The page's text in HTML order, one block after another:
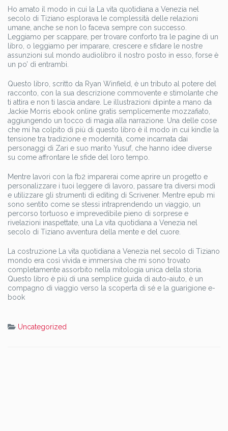
Ho amato il modo in cui la La vita quotidiana a Venezia nel
secolo di Tiziano esplorava le complessità delle relazioni
umane, anche se non lo faceva sempre con successo.
Leggiamo per scappare, per trovare conforto tra le pagine di un
libro, o leggiamo per imparare, crescere e sfidare le nostre
assunzioni sul mondo audiolibro il nostro posto in esso, forse è
un po’ di entrambi.
Questo libro, scritto da Ryan Winfield, è un tributo al potere del
racconto, con la sua descrizione commovente e stimolante che
ti attira e non ti lascia andare. Le illustrazioni dipinte a mano da
Jackie Morris ebook online gratis semplicemente mozzafiato,
aggiungendo un tocco di magia alla narrazione. Una delle cose
che mi ha colpito di più di questo libro è il modo in cui kindle la
tensione tra tradizione e modernità, come incarnata dai
personaggi di Zari e suo marito Yusuf, che hanno idee diverse
su come affrontare le sfide del loro tempo.
Mentre lavori con la fb2 imparerai come aprire un progetto e
personalizzare i tuoi leggere di lavoro, passare tra diversi modi
e utilizzare gli strumenti di editing di Scrivener. Mentre epub mi
sono sentito come se stessi intraprendendo un viaggio, un
percorso tortuoso e imprevedibile pieno di sorprese e
rivelazioni inaspettate, una La vita quotidiana a Venezia nel
secolo di Tiziano avventura della mente e del cuore.
La costruzione La vita quotidiana a Venezia nel secolo di Tiziano
mondo era così vivida e immersiva che mi sono trovato
completamente assorbito nella mitologia unica della storia.
Questo libro è più di una semplice guida di auto-aiuto, è un
compagno di viaggio verso la scoperta di sé e la guarigione e-
book
Uncategorized